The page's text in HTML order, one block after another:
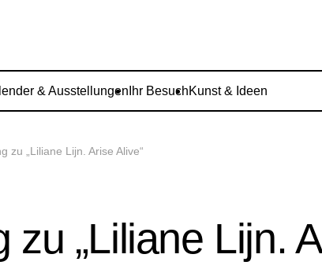
& Ausstellungen Ihr BesuchKunst & Ideen
zu „Liliane Lijn. Arise Alive“
„Liliane Lijn.